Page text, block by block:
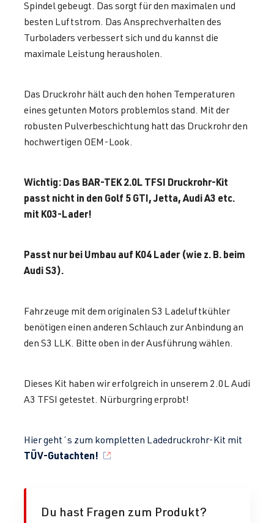
Spindel gebeugt. Das sorgt für den maximalen und
besten Luftstrom. Das Ansprechverhalten des
Turboladers verbessert sich und du kannst die
maximale Leistung herausholen.
Das Druckrohr hält auch den hohen Temperaturen
eines getunten Motors problemlos stand. Mit der
robusten Pulverbeschichtung hatt das Druckrohr den
hochwertigen OEM-Look.
Wichtig: Das BAR-TEK 2.0L TFSI Druckrohr-Kit
passt nicht in den Golf 5 GTI, Jetta, Audi A3 etc.
mit K03-Lader!
Passt nur bei Umbau auf K04 Lader (wie z. B. beim
Audi S3).
Fahrzeuge mit dem originalen S3 Ladeluftkühler
benötigen einen anderen Schlauch zur Anbindung an
den S3 LLK. Bitte oben in der Ausführung wählen.
Dieses Kit haben wir erfolgreich in unserem 2.0L Audi
A3 TFSI getestet. Nürburgring erprobt!
Hier geht´s zum kompletten Ladedruckrohr-Kit mit
TÜV-Gutachten!
Du hast Fragen zum Produkt?